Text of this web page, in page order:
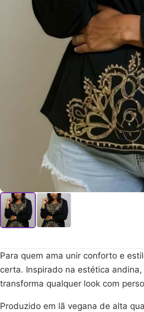
Para quem ama unir conforto e
certa. Inspirado na estética
transforma qualquer look com
Produzido em lã vegana de alta